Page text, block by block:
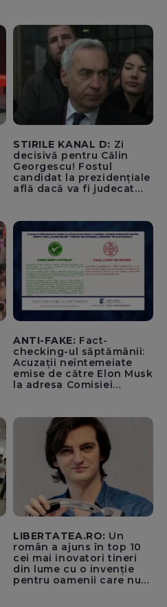
500.000 de lei/ Costul
total - 373.600 de lei a
acoperit întregul studiu
tehnic, structurat în opt
activită
STIRILE KANAL D: Zi
decisivă pentru Călin
Georgescu! Fostul
candidat la prezidențiale
află dacă va fi judecat
ANTI-FAKE: Fact-
checking-ul săptămânii:
Acuzații neîntemeiate
emise de către Elon Musk
la adresa Comisiei
pentru instaurarea
„cenzurii” pe platforma X
LIBERTATEA.RO: Un
român a ajuns în top 10
cei mai inovatori tineri
din lume cu o invenție
pentru oamenii care nu